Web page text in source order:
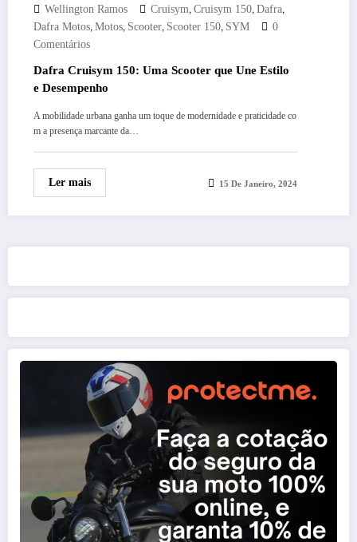
Wellington Ramos Cruisym, Cruisym 150, Dafra,
Dafra Motos, Motos, Scooter, Scooter 150, SYM
0
Comentários
Dafra Cruisym 150: Uma Scooter que Une Estilo
e Desempenho
A mobilidade urbana ganha um toque de modernidade e praticidade co
m a presença marcante da…
Ler mais 15 De Janeiro, 2024